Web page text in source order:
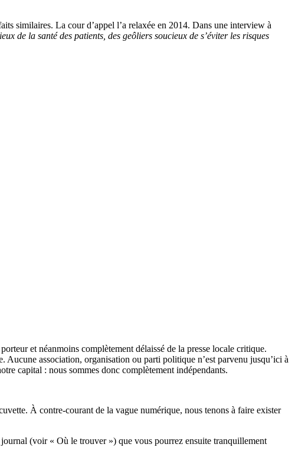
similaires. La cour d’appel l’a relaxée en 2014. Dans une interview à
de la santé des patients, des geôliers soucieux de s’éviter les risques
et néanmoins complètement délaissé de la presse locale critique.
Aucune association, organisation ou parti politique n’est parvenu jusqu’ici à
capital : nous sommes donc complètement indépendants.
À contre-courant de la vague numérique, nous tenons à faire exister
(voir « Où le trouver ») que vous pourrez ensuite tranquillement